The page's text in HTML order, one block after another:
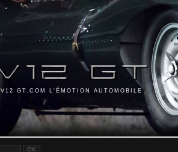
V12 GT.COM L'ÉMOTION AUTOMOBILE